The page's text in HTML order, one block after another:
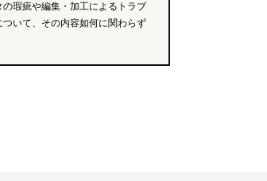
瑕疵や編集・加工によるトラブ
いて、その内容如何に関わらず